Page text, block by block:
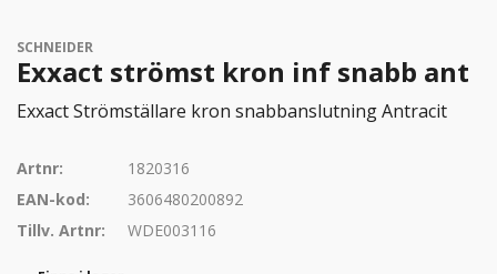
SCHNEIDER
Exxact strömst kron inf snabb ant
Exxact Strömställare kron snabbanslutning Antracit
Artnr:
1820316
EAN-kod:
3606480200892
Tillv. Artnr:
WDE003116